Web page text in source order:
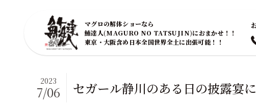
マグロの解体ショーなら
鮪達人(MAGURO NO TATSUJIN)におまかせ！！
東京・大阪含め日本全国世界全土に出張可能！！
セガール静川のある日の披露宴に
2023
7/06